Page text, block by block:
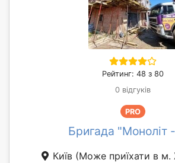
Рейтинг: 48 з 80
0 відгуків
PRO
Бригада "Моноліт
Київ (Може приїхати в м.